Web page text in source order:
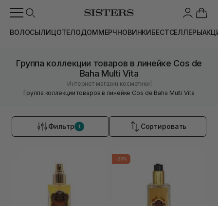
ВОЛОСЫЛИЦОТЕЛОДОММЕРЧНОВИНКИБЕСТСЕЛЛЕРЫ
Группа коллекции товаров в линейке Cos de
Baha Multi Vita
Интернет магазин косметики
Группа коллекции товаров в линейке Cos de Baha Multi Vita
Фильтр 1 Сортировать
-20%